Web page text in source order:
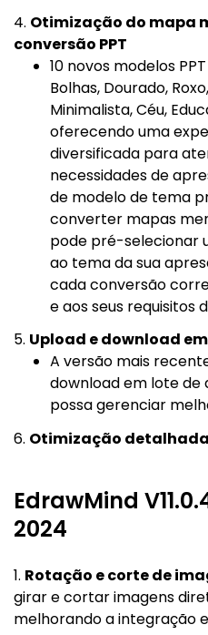
4. Otimização do mapa
conversão PPT
10 novos modelos
Bolhas, Dourado,
Minimalista, Céu,
oferecendo uma
diversificada para
necessidades de
de modelo de tema
converter mapas
pode pré-selecionar
ao tema da sua
cada conversão
e aos seus requisitos
5. Upload e download
A versão mais
download em lote de
possa gerenciar
6. Otimização
EdrawMind
2024
1. Rotação e corte de
girar e cortar imagens
melhorando a integração